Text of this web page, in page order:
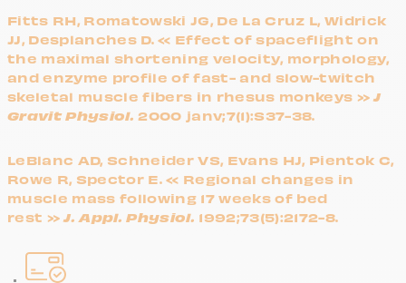
Fitts RH, Romatowski JG, De La Cruz L, Widrick
JJ, Desplanches D. « Effect of spaceflight on
the maximal shortening velocity, morphology,
and enzyme profile of fast- and slow-twitch
skeletal muscle fibers in rhesus monkeys »J
Gravit Physiol. 2000 janv;7(1):S37-38.
LeBlanc AD, Schneider VS, Evans HJ, Pientok C,
Rowe R, Spector E. « Regional changes in
muscle mass following 17 weeks of bed
rest »J. Appl. Physiol. 1992;73(5):2172-8.